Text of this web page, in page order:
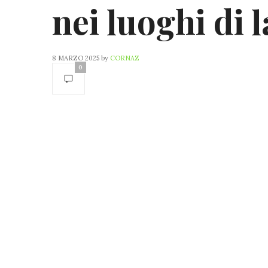
nei luoghi di
8 MARZO 2025 by CORNAZ
0